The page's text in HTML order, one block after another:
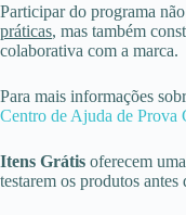
Participar do programa
práticas, mas também
colaborativa com a marca.
Para mais informações
Centro de Ajuda de Prova
Itens Grátis oferecem
testarem os produtos